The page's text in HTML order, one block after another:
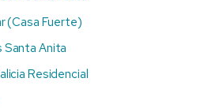
(Casa Fuerte)
Santa Anita
Residencial